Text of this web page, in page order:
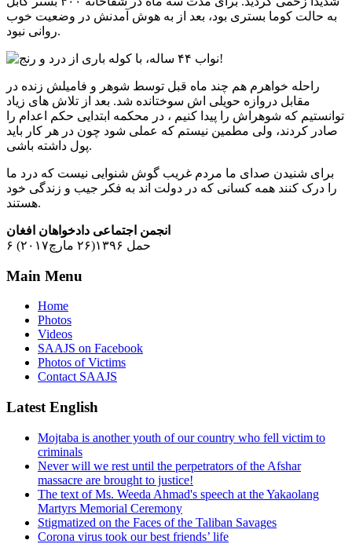
به حالت کوما بستری بود، بعد از به هوش آمدنش در وضعیت خوب
روانی نبود.
راحله خواهرم هم چند ماه قبل توسط شوهر و فامیلش زنده در
مقابل دروازه حویلی اش سوختانده شد. بعد از تلاش های زیاد
توانستیم که شوهراش را پیدا کنیم ، در محکمه ابتدایی حکم اعدام را
صادر کردند، ولی مطمین نیستم که عملی شود چون در هر کار باید
پول داشته باشی.
برای شنیدن صدای ما مردم غریب گوش شنوایی نیست که درد ما
را درک کنند همه کسانی که در دولت اند به فکر جیب و زندگی خود
هستند.
انجمن اجتماعی دادخواهان افغان
۶ حمل ۱۳۹۶(۲۶ مارچ۲۰۱۷)
Main Menu
Home
Photos
Videos
SAAJS on Facebook
Photos of Victims
Contact SAAJS
Latest English
Mojtaba is another youth of our country who fell victim to
criminals
Never will we rest until the perpetrators of the Afshar
massacre are brought to justice!
The text of Ms. Weeda Ahmad's speech at the Yakaolang
Martyrs Memorial Ceremony
Stigmatized on the Faces of the Taliban Savages
Corona virus took our best friends’ life